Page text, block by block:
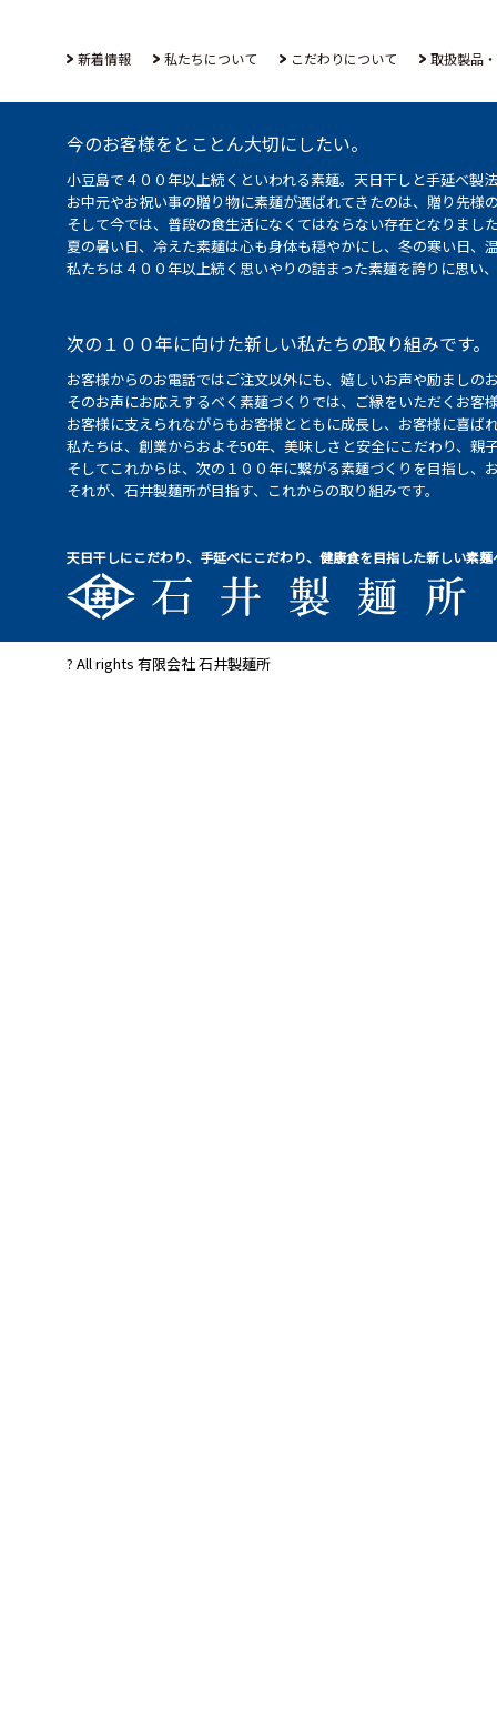
新着情報 私たちについて こだわりについて 取扱製品
今のお客様をとことん大切にしたい。
小豆島で４００年以上続くといわれる素麺。天日干しと手延べ
お中元やお祝い事の贈り物に素麺が選ばれてきたのは、贈り先
そして今では、普段の食生活になくてはならない存在となりまし
夏の暑い日、冷えた素麺は心も身体も穏やかにし、冬の寒い日
私たちは４００年以上続く思いやりの詰まった素麺を誇りに思
次の１００年に向けた新しい私たちの取り組みです。
お客様からのお電話ではご注文以外にも、嬉しいお声や励まし
そのお声にお応えするべく素麺づくりでは、ご縁をいただくお
お客様に支えられながらもお客様とともに成長し、お客様に喜ば
私たちは、創業からおよそ50年、美味しさと安全にこだわり、
そしてこれからは、次の１００年に繋がる素麺づくりを目指し
それが、石井製麺所が目指す、これからの取り組みです。
天日干しにこだわり、手延べにこだわり、健康食を目指した新しい素麺
? All rights 有限会社 石井製麺所